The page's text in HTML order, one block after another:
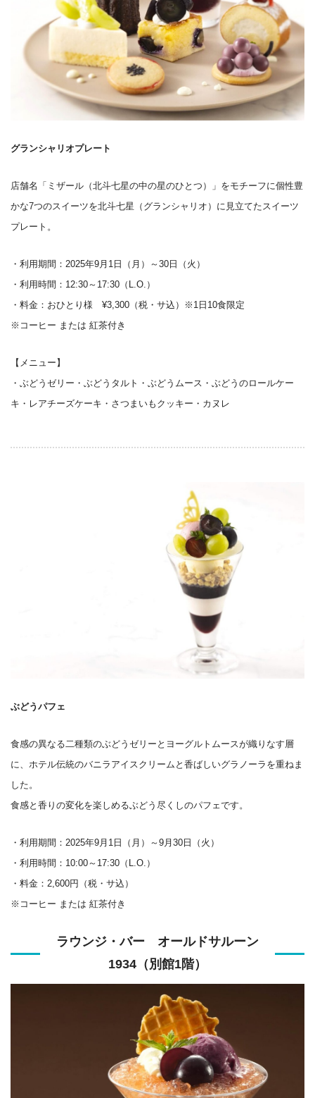
グランシャリオプレート
店舗名「ミザール（北斗七星の中の星のひとつ）」をモチーフに個性豊
かな7つのスイーツを北斗七星（グランシャリオ）に見立てたスイーツ
プレート。
・利用期間：2025年9月1日（月）～30日（火）
・利用時間：12:30～17:30（L.O.）
・料金：おひとり様 ¥3,300（税・サ込）※1日10食限定
※コーヒー または 紅茶付き
【メニュー】
・ぶどうゼリー・ぶどうタルト・ぶどうムース・ぶどうのロールケー
キ・レアチーズケーキ・さつまいもクッキー・カヌレ
ぶどうパフェ
食感の異なる二種類のぶどうゼリーとヨーグルトムースが織りなす層
に、ホテル伝統のバニラアイスクリームと香ばしいグラノーラを重ねま
した。
食感と香りの変化を楽しめるぶどう尽くしのパフェです。
・利用期間：2025年9月1日（月）～9月30日（火）
・利用時間：10:00～17:30（L.O.）
・料金：2,600円（税・サ込）
※コーヒー または 紅茶付き
ラウンジ・バー オールドサルーン
1934（別館1階）